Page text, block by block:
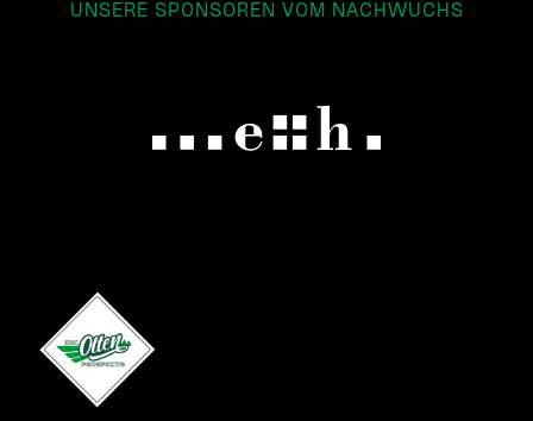
UNSERE SPONSOREN VOM NACHWUCHS